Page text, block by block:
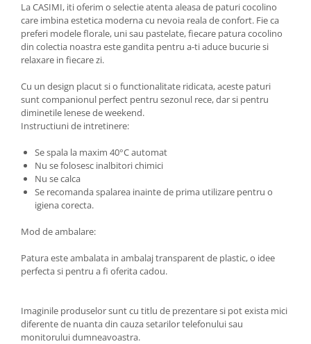
La CASIMI, iti oferim o selectie atenta aleasa de paturi cocolino
care imbina estetica moderna cu nevoia reala de confort. Fie ca
preferi modele florale, uni sau pastelate, fiecare patura cocolino
din colectia noastra este gandita pentru a-ti aduce bucurie si
relaxare in fiecare zi.
Cu un design placut si o functionalitate ridicata, aceste paturi
sunt companionul perfect pentru sezonul rece, dar si pentru
diminetile lenese de weekend.
Instructiuni de intretinere:
Se spala la maxim 40°C automat
Nu se folosesc inalbitori chimici
Nu se calca
Se recomanda spalarea inainte de prima utilizare pentru o
igiena corecta.
Mod de ambalare:
Patura este ambalata in ambalaj transparent de plastic, o idee
perfecta si pentru a fi oferita cadou.
Imaginile produselor sunt cu titlu de prezentare si pot exista mici
diferente de nuanta din cauza setarilor telefonului sau
monitorului dumneavoastra.